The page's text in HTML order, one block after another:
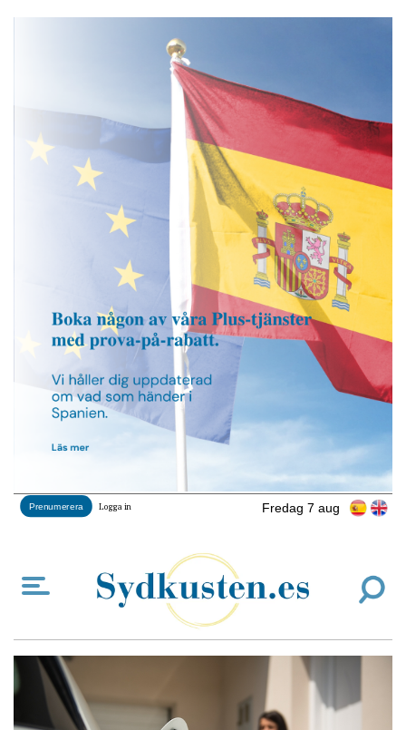
Fredag 7 aug
Prenumerera Logga in